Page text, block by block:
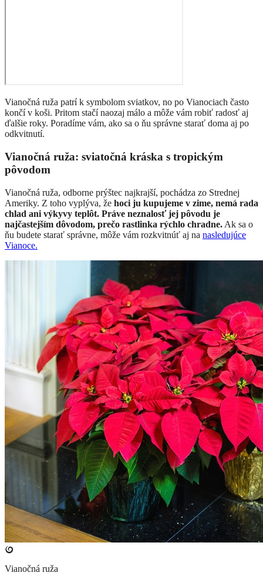
Vianočná ruža patrí k symbolom sviatkov, no po Vianociach často
končí v koši. Pritom stačí naozaj málo a môže vám robiť radosť aj
ďalšie roky. Poradíme vám, ako sa o ňu správne starať doma aj po
odkvitnutí.
Vianočná ruža: sviatočná kráska s tropickým
pôvodom
Vianočná ruža, odborne prýštec najkrajší, pochádza zo Strednej
Ameriky. Z toho vyplýva, že hoci ju kupujeme v zime, nemá rada
chlad ani výkyvy teplôt. Práve neznalosť jej pôvodu je
najčastejším dôvodom, prečo rastlinka rýchlo chradne. Ak sa o
ňu budete starať správne, môže vám rozkvitnúť aj na nasledujúce
Vianoce.
Vianočná ruža